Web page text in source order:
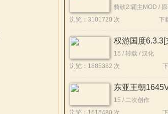
骑砍2:霸主MOD / 原
浏览：3101720 次
下
15 / 转载 / 汉化
浏览：1885382 次
15 / 二次创作
浏览：1615480 次